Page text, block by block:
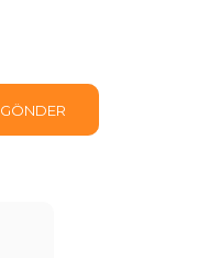
GÖNDER